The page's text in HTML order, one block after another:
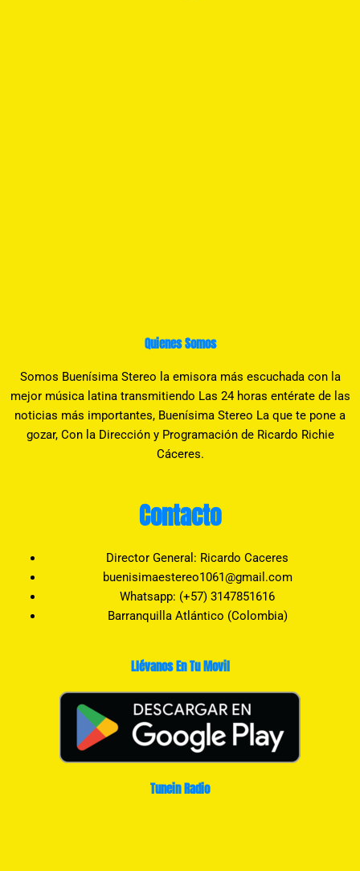
Quienes Somos
Somos Buenísima Stereo la emisora más escuchada con la
mejor música latina transmitiendo Las 24 horas entérate de las
noticias más importantes, Buenísima Stereo La que te pone a
gozar, Con la Dirección y Programación de Ricardo Richie
Cáceres.
Contacto
Director General: Ricardo Caceres
buenisimaestereo1061@gmail.com
Whatsapp: (+57) 3147851616
Barranquilla Atlántico (Colombia)
Llévanos En Tu Movil
Tunein Radio